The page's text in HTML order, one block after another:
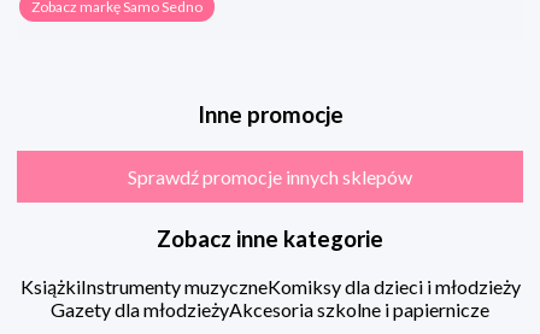
Zobacz markę Samo Sedno
Inne promocje
Sprawdź promocje innych sklepów
Zobacz inne kategorie
KsiążkiInstrumenty muzyczneKomiksy dla dzieci i młodzieży
Gazety dla młodzieżyAkcesoria szkolne i papiernicze